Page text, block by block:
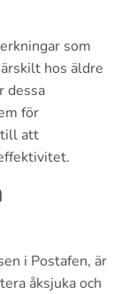
som
hos äldre
dessa
för
till att
i Postafen, är
åksjuka och